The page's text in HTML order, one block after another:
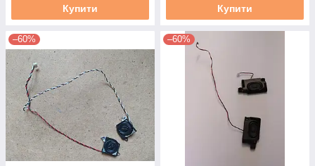
Купити Купити
–60% –60%